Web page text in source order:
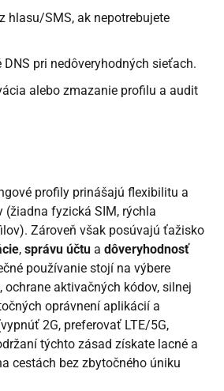
hlasu/SMS, ak nepotrebujete
DNS pri nedôveryhodných sieťach.
alebo zmazanie profilu a audit
profily prinášajú flexibilitu a
(žiadna fyzická SIM, rýchla
Zároveň však posúvajú ťažisko
, správu účtu a dôveryhodnosť
používanie stojí na výbere
ochrane aktivačných kódov, silnej
oprávnení aplikácií a
2G, preferovať LTE/5G,
týchto zásad získate lacné a
cestách bez zbytočného úniku